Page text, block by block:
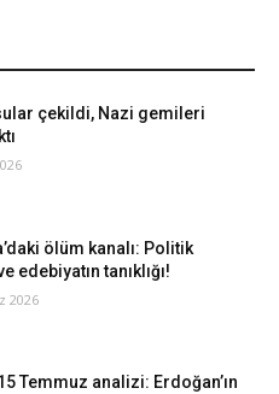
çekildi, Nazi gemileri
ölüm kanalı: Politik
edebiyatın tanıklığı!
2026
Temmuz analizi: Erdoğan’ın